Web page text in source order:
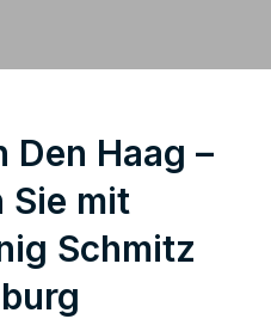
Den Haag –
Sie mit
Schmitz